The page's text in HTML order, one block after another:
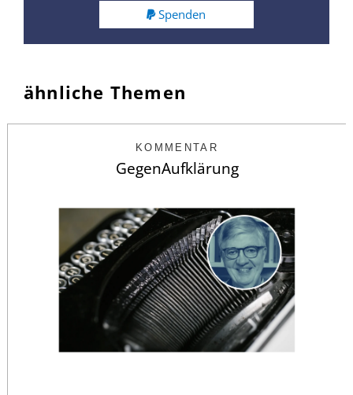
Spenden
ähnliche Themen
KOMMENTAR
GegenAufklärung